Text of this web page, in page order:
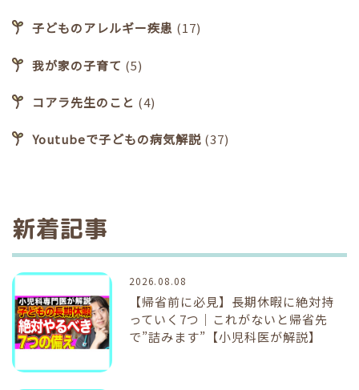
子どものアレルギー疾患 (17)
我が家の子育て (5)
コアラ先生のこと (4)
Youtubeで子どもの病気解説 (37)
新着記事
2026.08.08
【帰省前に必見】長期休暇に絶対持
っていく7つ｜これがないと帰省先
で”詰みます”【小児科医が解説】